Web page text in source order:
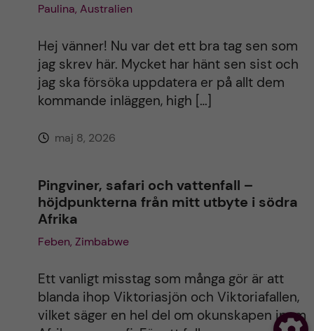
Paulina, Australien
Hej vänner! Nu var det ett bra tag sen som
jag skrev här. Mycket har hänt sen sist och
jag ska försöka uppdatera er på allt dem
kommande inläggen, high […]
maj 8, 2026
Pingviner, safari och vattenfall –
höjdpunkterna från mitt utbyte i södra
Afrika
Feben, Zimbabwe
Ett vanligt misstag som många gör är att
blanda ihop Viktoriasjön och Viktoriafallen,
vilket säger en hel del om okunskapen inom